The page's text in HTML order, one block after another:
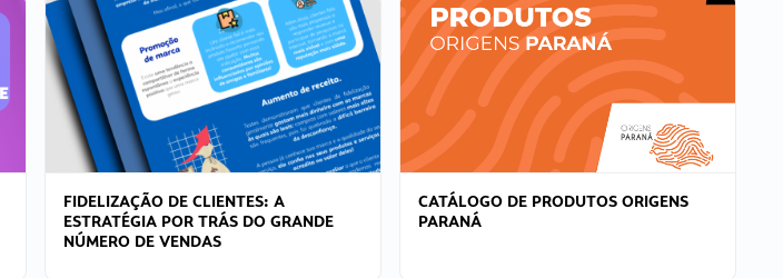
FIDELIZAÇÃO DE CLIENTES: A
ESTRATÉGIA POR TRÁS DO GRANDE
NÚMERO DE VENDAS
CATÁLOGO DE PRODUTOS ORIGENS
PARANÁ